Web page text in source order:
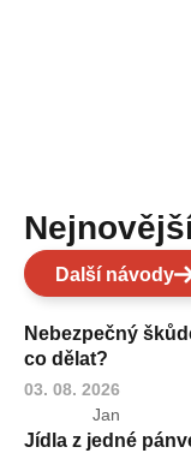
Další návody
Nebezpečný
co dělat?
03. 08. 2026
Jan
Jídla z jedné